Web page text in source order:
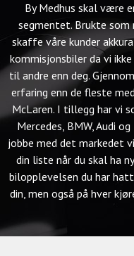
By Medhus skal være
segmentet. Brukte som
skaffe våre kunder
kommisjonsbiler da vi
til andre enn deg.
erfaring enn de fleste
McLaren. I tillegg har vi
Mercedes, BMW, Audi
jobbe med det markedet
din liste når du skal ha
bilopplevelsen du har
din, men også på hver